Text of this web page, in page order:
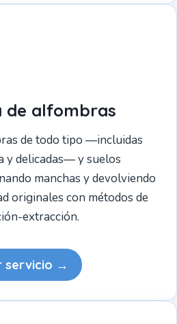
de alfombras
de todo tipo —incluidas
y delicadas— y suelos
manchas y devolviendo
originales con métodos de
extracción.
servicio →